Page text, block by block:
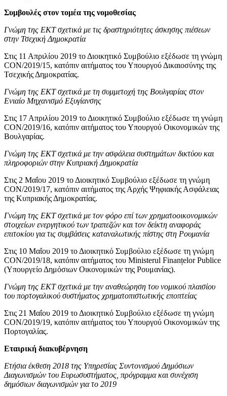
Συμβουλές στον τομέα της νομοθεσίας
Γνώμη της ΕΚΤ σχετικά με τις δραστηριότητες άσκησης πιέσεων
στην Τσεχική Δημοκρατία
Στις 11 Απριλίου 2019 το Διοικητικό Συμβούλιο εξέδωσε τη γνώμη
CON/2019/15, κατόπιν αιτήματος του Υπουργού Δικαιοσύνης της
Τσεχικής Δημοκρατίας.
Γνώμη της ΕΚΤ σχετικά με τη συμμετοχή της Βουλγαρίας στον
Ενιαίο Μηχανισμό Εξυγίανσης
Στις 17 Απριλίου 2019 το Διοικητικό Συμβούλιο εξέδωσε τη γνώμη
CON/2019/16, κατόπιν αιτήματος του Υπουργού Οικονομικών της
Βουλγαρίας.
Γνώμη της ΕΚΤ σχετικά με την ασφάλεια συστημάτων δικτύου και
πληροφοριών στην Κυπριακή Δημοκρατία
Στις 2 Μαΐου 2019 το Διοικητικό Συμβούλιο εξέδωσε τη γνώμη
CON/2019/17, κατόπιν αιτήματος της Αρχής Ψηφιακής Ασφάλειας
της Κυπριακής Δημοκρατίας.
Γνώμη της ΕΚΤ σχετικά με τον φόρο επί των χρηματοοικονομικών
στοιχείων ενεργητικού των τραπεζών και τον δείκτη αναφοράς
επιτοκίου για τις συμβάσεις καταναλωτικής πίστης στη Ρουμανία
Στις 10 Μαΐου 2019 το Διοικητικό Συμβούλιο εξέδωσε τη γνώμη
CON/2019/18, κατόπιν αιτήματος του Ministerul Finanțelor Publice
(Υπουργείο Δημόσιων Οικονομικών της Ρουμανίας).
Γνώμη της ΕΚΤ σχετικά με την αναθεώρηση του νομικού πλαισίου
του πορτογαλικού συστήματος χρηματοπιστωτικής εποπτείας
Στις 21 Μαΐου 2019 το Διοικητικό Συμβούλιο εξέδωσε τη γνώμη
CON/2019/19, κατόπιν αιτήματος του Υπουργού Οικονομικών της
Πορτογαλίας.
Εταιρική διακυβέρνηση
Ετήσια έκθεση 2018 της Υπηρεσίας Συντονισμού Δημόσιων
Διαγωνισμών του Ευρωσυστήματος, πρόγραμμα και συνέχιση
δημόσιων διαγωνισμών για το 2019